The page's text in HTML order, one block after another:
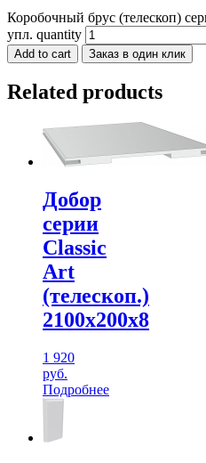
Коробочный брус (телескоп)
упл. quantity
Add to cart Заказ в один клик
Related products
Добор
серии
Classic
Art
(телескоп.)
2100х200х8
1 920
руб.
Подробнее